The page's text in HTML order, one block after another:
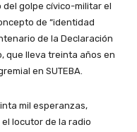
del golpe cívico-militar el
de “identidad
de la Declaración
que lleva treinta años en
en SUTEBA.
mil esperanzas,
locutor de la radio